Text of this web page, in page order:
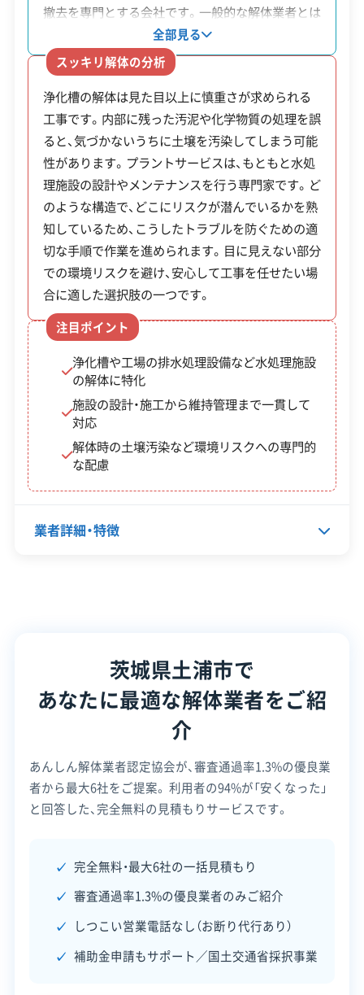
建物構造 木造
対応業務 産業廃棄物収集運搬業
公式HP 公式サイトを見る
許可番号
【建設業許可】
茨城県知事：第33221号
【産業廃棄物収集運搬業許可】
青森県知事：第00201047401号
岩手県知事：第00300047401号
秋田県知事：第00506047401号
山形県知事：第00609047401号
福島県知事：第00707047401号
栃木県知事：第00900047401号
群馬県知事：第01000047401号
山梨県知事：第01900047401号
長野県知事：第02009047401号
静岡県知事：第02201047401号
大阪府知事：第02700047401号
全部見る
この解体業者の特徴
企業経
験・規模
重機保有
対応工事 県外出張
保有資格 産業廃棄物収集運搬業許可
安全対
策・リス
ク管理
顧客対
ビス
自社ホームページ
無料見積もり
撤去を専門とする会社です。一般的な解体業者とは
異なり、家庭用の浄化槽や工場の排水処理設備とい
った施設の設計・施工・日々のメンテナンスも一貫
して手掛けています。そのため施設の構造や内部に
残っている可能性のある物質など、解体時に注意す
べき点を深く理解しています。土壌汚染といった周
辺環境への影響を考慮しながら安全に作業を進め
られます。
全部見る
スッキリ解体の分析
浄化槽の解体は見た目以上に慎重さが求められる
工事です。内部に残った汚泥や化学物質の処理を誤
ると、気づかないうちに土壌を汚染してしまう可能
性があります。プラントサービスは、もともと水処
理施設の設計やメンテナンスを行う専門家です。ど
のような構造で、どこにリスクが潜んでいるかを熟
知しているため、こうしたトラブルを防ぐための適
切な手順で作業を進められます。目に見えない部分
での環境リスクを避け、安心して工事を任せたい場
合に適した選択肢の一つです。
注目ポイント
浄化槽や工場の排水処理設備など水処理施設
の解体に特化
施設の設計・施工から維持管理まで一貫して
対応
解体時の土壌汚染など環境リスクへの専門的
な配慮
業者詳細・特徴
-
資本金 4,500万円
029-830-1411
営業時間 8:30～17:00
営業日 月・火・水・木・金・土
建物構造
公式HP 公式サイトを見る
茨城県土浦市で
あなたに最適な解体業者をご紹
介
あんしん解体業者認定協会が、審査通過率1.3%の優良業
者から最大6社をご提案。 利用者の94%が「安くなった」
と回答した、完全無料の見積もりサービスです。
完全無料・最大6社の一括見積もり
審査通過率1.3%の優良業者のみご紹介
しつこい営業電話なし（お断り代行あり）
補助金申請もサポート／国土交通省採択事業